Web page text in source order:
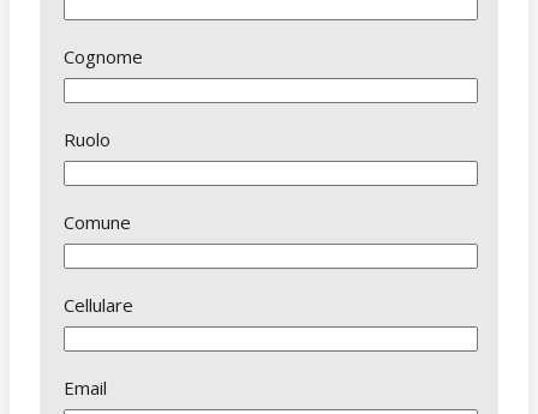
Cognome
Ruolo
Comune
Cellulare
Email